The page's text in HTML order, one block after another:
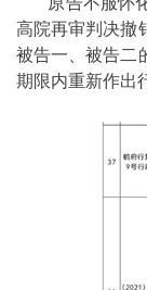
高院再审判决撤
被告一、被告二
期限内重新作出